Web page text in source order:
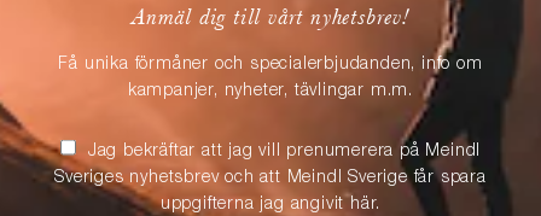
Anmäl dig till vårt nyhetsbrev!
Få unika förmåner och specialerbjudanden, info om
kampanjer, nyheter, tävlingar m.m.
Jag bekräftar att jag vill prenumerera på Meindl
Sveriges nyhetsbrev och att Meindl Sverige får spara
uppgifterna jag angivit här.